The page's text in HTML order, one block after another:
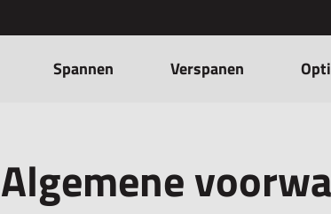
Spannen Verspanen
Algemene